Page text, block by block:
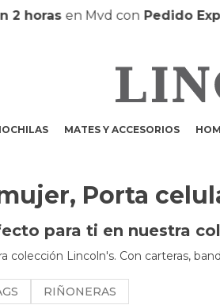
en Mvd conPedido Express|
MATES Y ACCESORIOS
Porta
para ti en nuestra
colección Lincoln's. Con carteras,
RIÑONERAS